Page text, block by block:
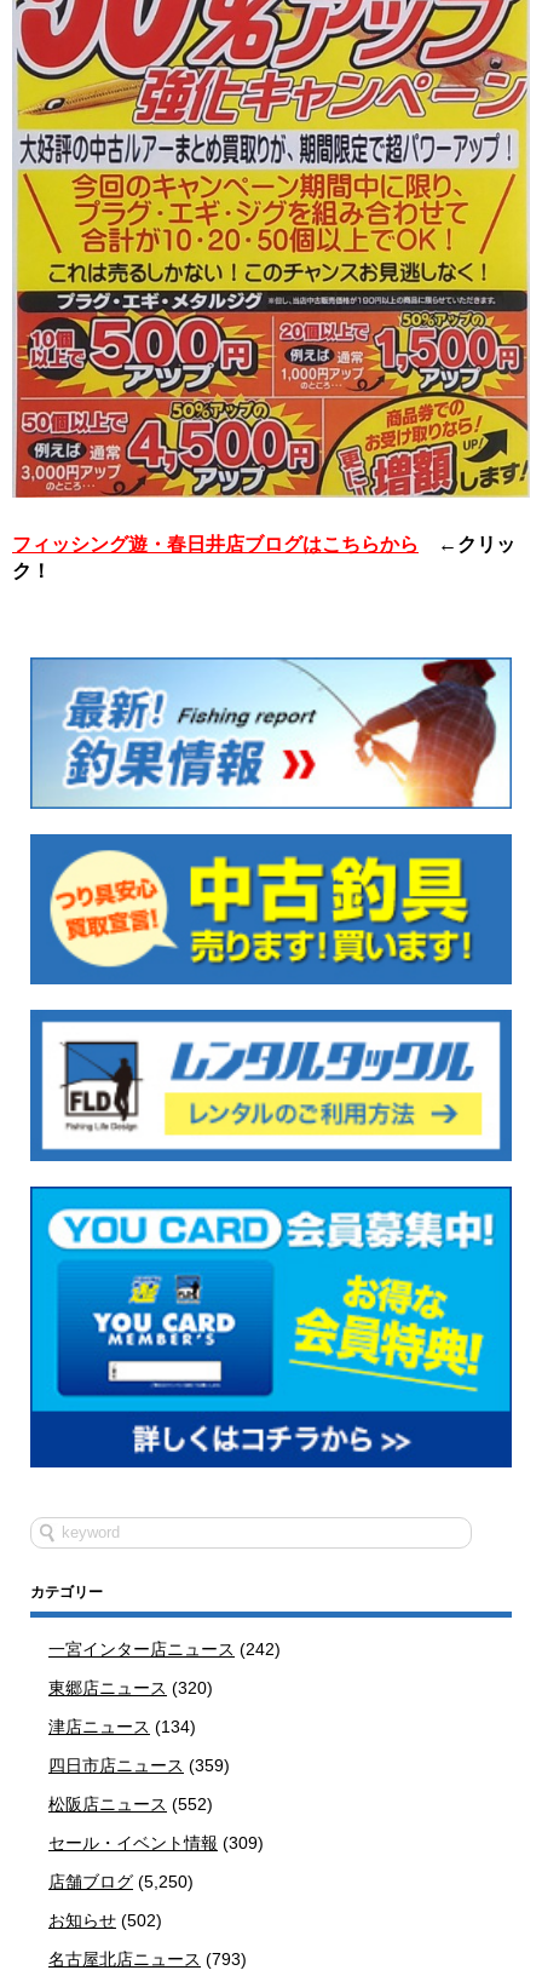
フィッシング遊・春日井店ブログはこちらから
←クリッ
ク！
カテゴリー
一宮インター店ニュース (242)
東郷店ニュース (320)
津店ニュース (134)
四日市店ニュース (359)
松阪店ニュース (552)
セール・イベント情報 (309)
店舗ブログ (5,250)
お知らせ (502)
名古屋北店ニュース (793)